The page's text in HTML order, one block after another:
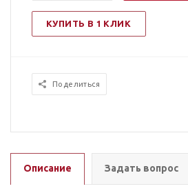
КУПИТЬ В 1 КЛИК
Поделиться
Описание Задать вопрос